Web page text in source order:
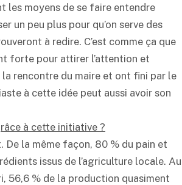
les moyens de se faire entendre
un peu plus pour qu’on serve des
à redire. C’est comme ça que
forte pour attirer l’attention et
rencontre du maire et ont fini par le
à cette idée peut aussi avoir son
à cette initiative ?
De la même façon, 80 % du pain et
issus de l’agriculture locale. Au
56,6 % de la production quasiment